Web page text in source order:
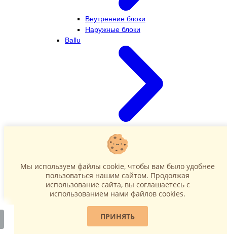
Внутренние блоки
Наружные блоки
Ballu
Наружные блоки
Мы используем файлы cookie, чтобы вам было удобнее
пользоваться нашим сайтом. Продолжая
использование сайта, вы соглашаетесь c
использованием нами файлов cookies.
ПРИНЯТЬ